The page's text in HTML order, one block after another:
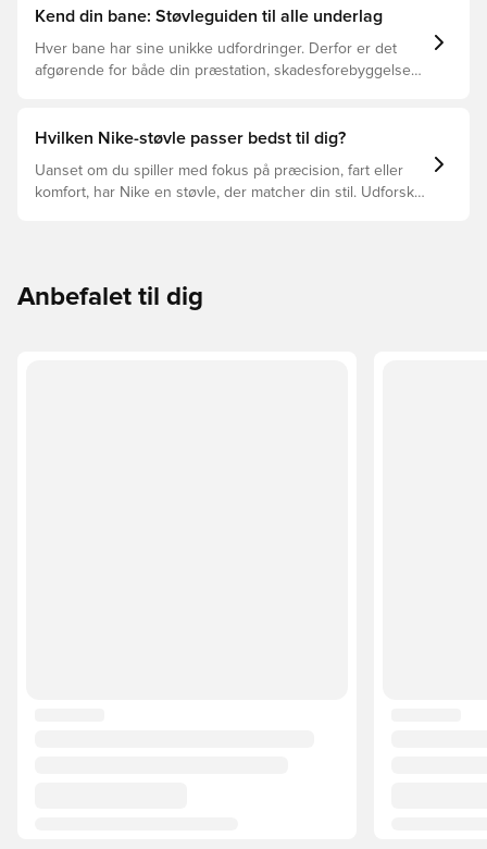
Kend din bane: Støvleguiden til alle underlag
Hver bane har sine unikke udfordringer. Derfor er det
afgørende for både din præstation, skadesforebyggelse
støvler der er det bedste valg til de forskellige typer
Hvilken Nike-støvle passer bedst til dig?
Uanset om du spiller med fokus på præcision, fart eller
komfort, har Nike en støvle, der matcher din stil. Udforsk
Anbefalet til dig